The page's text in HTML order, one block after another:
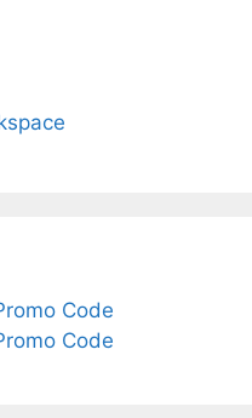
Code
Code